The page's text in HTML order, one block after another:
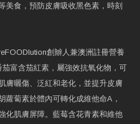
美食，預防皮膚吸收黑色素，時刻
創辧人兼澳洲註冊營養
富含茄紅素，屬強效抗氧化物，可
膚曬傷、泛紅和老化，並提升皮膚
蘿蔔素於體內可轉化成維他命A，
化肌膚屏障。藍莓含花青素和維他